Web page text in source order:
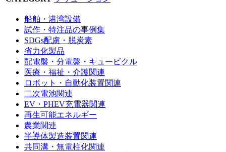
船舶・港湾設備
試作・特注品の事例集
SDGs配慮・脱炭素
省力化製品
配電盤・分電盤・キュービクル
医療・福祉・介護関連
ロボット・自動化装置関連
二次電池関連
EV・PHEV充電器関連
再生可能エネルギー
農業関連
半導体製造装置関連
共同溝・無電柱化関連